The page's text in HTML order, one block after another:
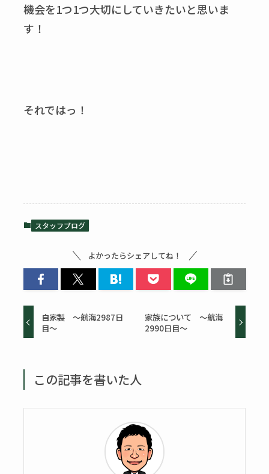
機会を1つ1つ大切にしていきたいと思いま
す！
それではっ！
スタッフブログ
よかったらシェアしてね！
自家製 ～航海2987日
目～
家族について ～航海
2990日目～
この記事を書いた人